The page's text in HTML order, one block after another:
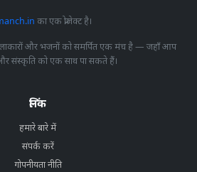
का एक प्रोजेक्ट है।
और भजनों को समर्पित एक मंच है — जहाँ आप
संस्कृति को एक साथ पा सकते हैं।
लिंक
हमारे बारे में
संपर्क करें
गोपनीयता नीति